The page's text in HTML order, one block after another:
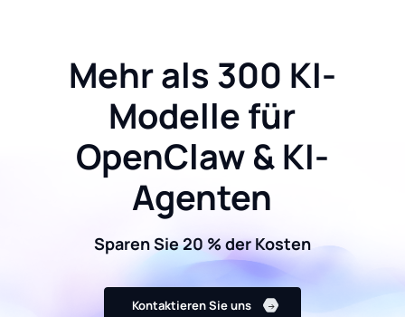
Mehr als 300 KI-
Modelle für
OpenClaw & KI-
Agenten
Sparen Sie 20 % der Kosten
Kontaktieren Sie uns